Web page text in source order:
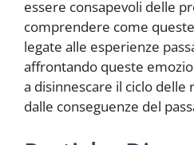
essere consapevoli delle
comprendere come
legate alle esperienze
affrontando queste
a disinnescare il ciclo delle
dalle conseguenze del